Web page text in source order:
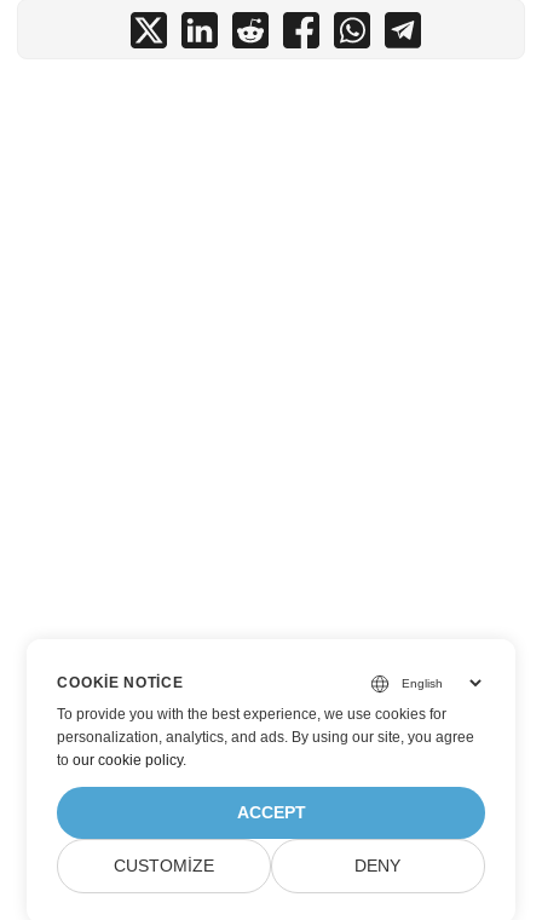
COOKIE NOTICE
To provide you with the best experience, we use cookies for
personalization, analytics, and ads. By using our site, you agree
toour cookie policy.
ACCEPT
CUSTOMIZE DENY